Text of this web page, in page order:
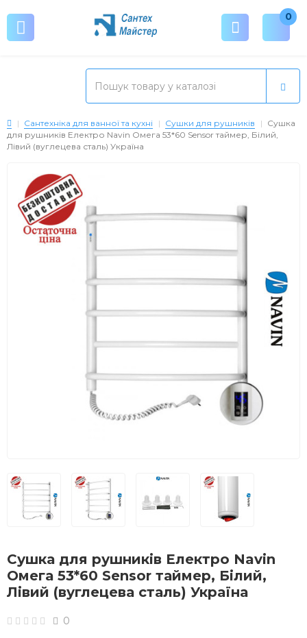
0
Сантехніка для ванної та кухні Сушки для рушників
Сушка
для рушників Електро Navin Омега 53*60 Sensor таймер, Білий,
Лівий (вуглецева сталь) Україна
Сушка для рушників Електро Navin
Омега 53*60 Sensor таймер, Білий,
Лівий (вуглецева сталь) Україна
0